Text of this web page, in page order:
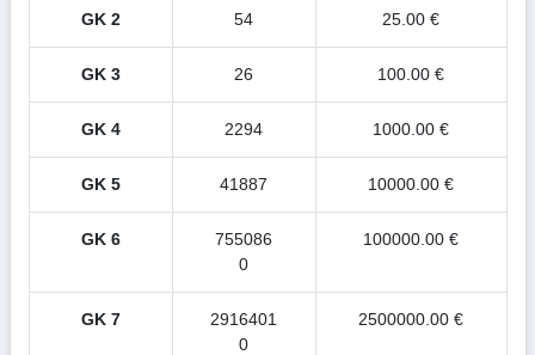
GK 2 54 25.00 €
GK 3 26 100.00 €
GK 4 2294 1000.00 €
GK 5 41887 10000.00 €
GK 6
755086
0
100000.00 €
GK 7
2916401
0
2500000.00 €